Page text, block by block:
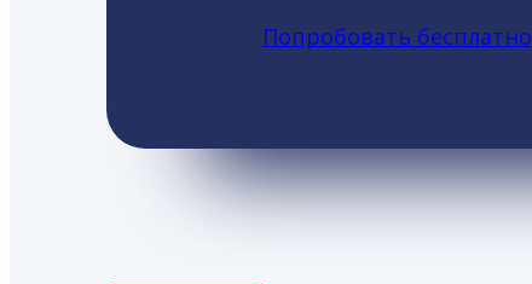
Попробовать бесплатно